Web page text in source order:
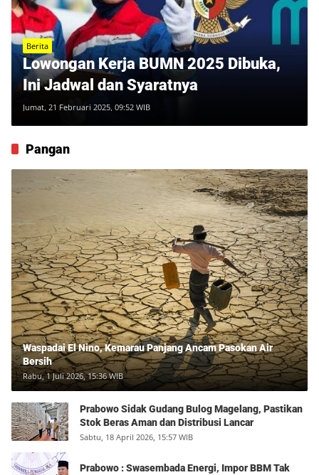
Berita
Lowongan Kerja BUMN 2025 Dibuka,
Ini Jadwal dan Syaratnya
Jumat, 21 Februari 2025, 09:52 WIB
Pangan
Waspadai El Nino, Kemarau Panjang Ancam Pasokan Air
Bersih
Rabu, 1 Juli 2026, 15:36 WIB
Prabowo Sidak Gudang Bulog Magelang, Pastikan
Stok Beras Aman dan Distribusi Lancar
Sabtu, 18 April 2026, 15:57 WIB
Prabowo : Swasembada Energi, Impor BBM Tak